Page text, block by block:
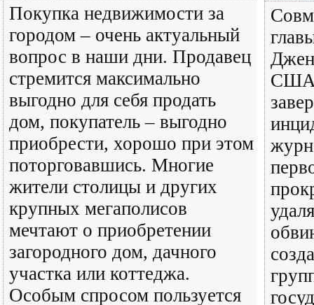
Покупка недвижимости за
городом – очень актуальный
вопрос в наши дни. Продавец
стремится максимально
выгодно для себя продать
дом, покупатель – выгодно
приобрести, хорошо при этом
поторговавшись. Многие
жители столицы и других
крупных мегаполисов
мечтают о приобретении
загородного дом, дачного
участка или коттеджа.
Особым спросом пользуется
США